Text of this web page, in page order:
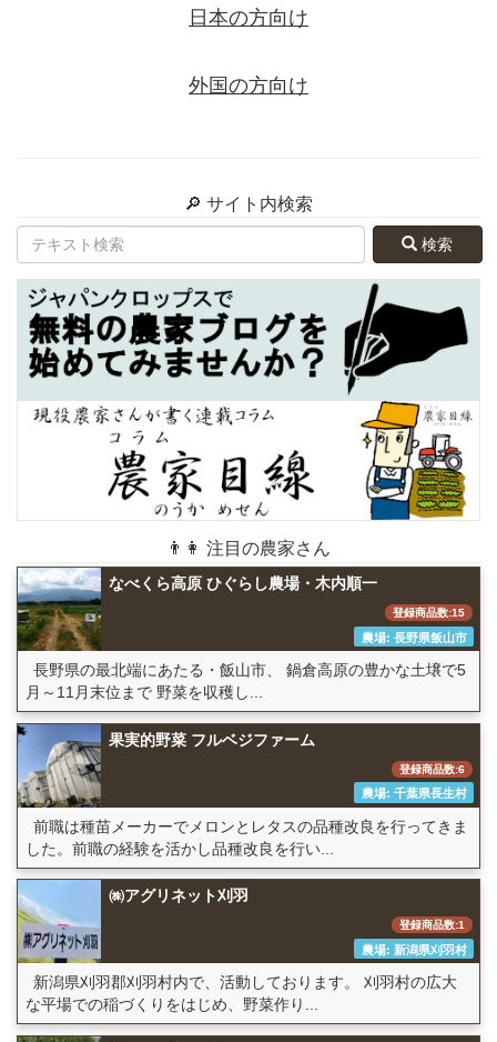
日本の方向け
外国の方向け
🔎 サイト内検索
検索
👨👩 注目の農家さん
なべくら高原 ひぐらし農場・木内順一
登録商品数:15
農場: 長野県飯山市
長野県の最北端にあたる・飯山市、 鍋倉高原の豊かな土壌で5
月～11月末位まで 野菜を収穫し...
果実的野菜 フルベジファーム
登録商品数:6
農場: 千葉県長生村
前職は種苗メーカーでメロンとレタスの品種改良を行ってきま
した。前職の経験を活かし品種改良を行い...
㈱アグリネット刈羽
登録商品数:1
農場: 新潟県刈羽村
新潟県刈羽郡刈羽村内で、活動しております。 刈羽村の広大
な平場での稲づくりをはじめ、野菜作り...